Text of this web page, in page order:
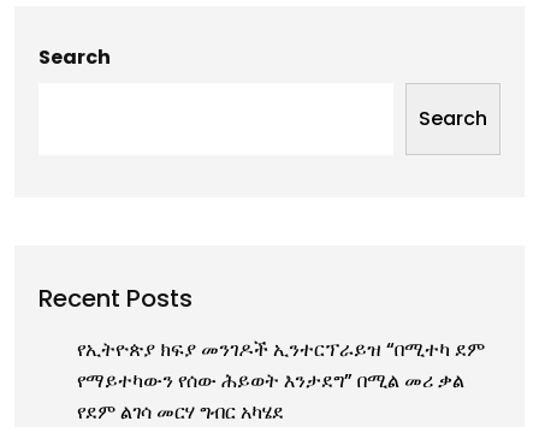
Search
Search
Recent Posts
የኢትዮጵያ ክፍያ መንገዶች ኢንተርፕራይዝ “በሚተካ ደም
የማይተካውን የሰው ሕይወት እንታደግ” በሚል መሪ ቃል
የደም ልገሳ መርሃ ግብር አካሄደ